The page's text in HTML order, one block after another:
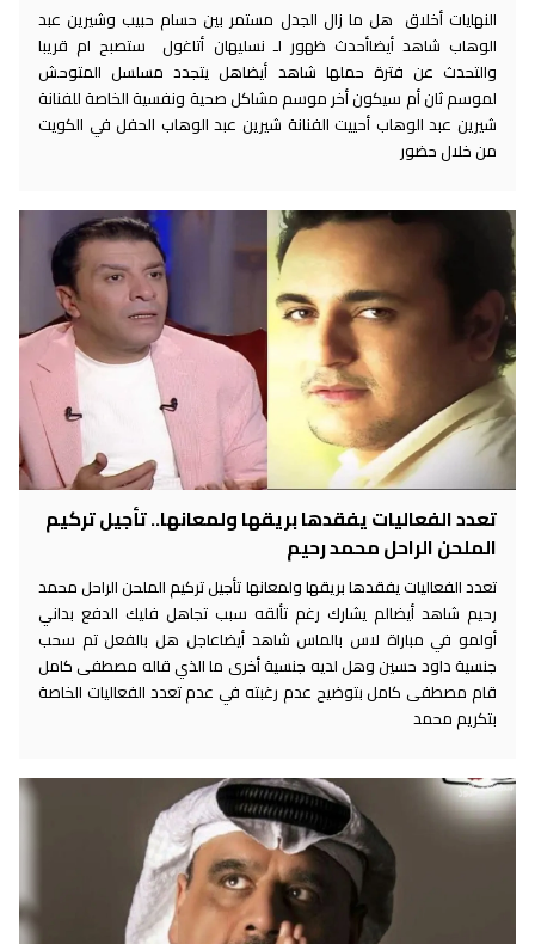
النهايات أخلاق هل ما زال الجدل مستمر بين حسام حبيب وشيرين عبد
الوهاب شاهد أيضاأحدث ظهور لـ نسليهان أتاغول ستصبح ام قريبا
والتحدث عن فترة حملها شاهد أيضاهل يتجدد مسلسل المتوحش
لموسم ثان أم سيكون أخر موسم مشاكل صحية ونفسية الخاصة للفنانة
شيرين عبد الوهاب أحييت الفنانة شيرين عبد الوهاب الحفل في الكويت
من خلال حضور
تعدد الفعاليات يفقدها بريقها ولمعانها.. تأجيل تركيم
الملحن الراحل محمد رحيم
تعدد الفعاليات يفقدها بريقها ولمعانها تأجيل تركيم الملحن الراحل محمد
رحيم شاهد أيضالم يشارك رغم تألقه سبب تجاهل فليك الدفع بداني
أولمو في مباراة لاس بالماس شاهد أيضاعاجل هل بالفعل تم سحب
جنسية داود حسين وهل لديه جنسية أخرى ما الذي قاله مصطفى كامل
قام مصطفى كامل بتوضيح عدم رغبته في عدم تعدد الفعاليات الخاصة
بتكريم محمد